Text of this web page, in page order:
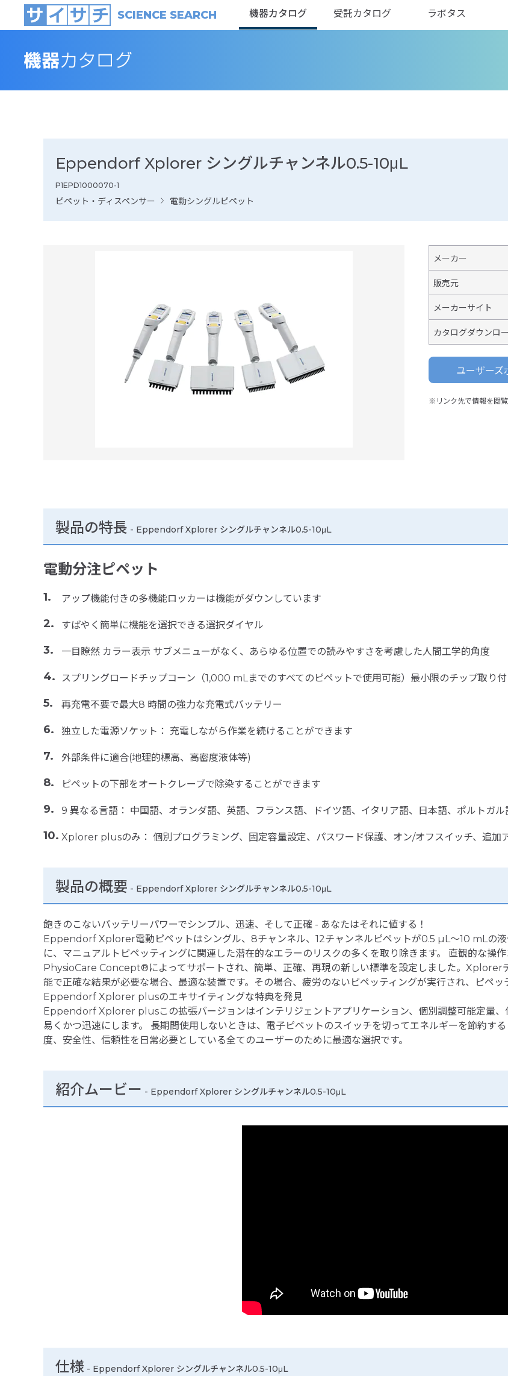
SCIENCE SEARCH 機器カタログ 受託カタログ ラボタス
Eppendorf Xplorer シングルチャンネル0.5-10μL
P1EPD1000070-1
ピペット・ディスペンサー 電動シングルピペット
メーカー
販売元
メーカーサイト
カタログダウンロ
ユーザーズ
※リンク先で情報を閲覧
製品の特長 - Eppendorf Xplorer シングルチャンネル0.5-10μL
電動分注ピペット
アップ機能付きの多機能ロッカーは機能がダウンしています
すばやく簡単に機能を選択できる選択ダイヤル
一目瞭然 カラー表示 サブメニューがなく、あらゆる位置での読みやすさを考慮した人間工学的角度
スプリングロードチップコーン（1,000 mLまでのすべてのピペットで使用可能）最小限のチップ取り
再充電不要で最大8 時間の強力な充電式バッテリー
独立した電源ソケット： 充電しながら作業を続けることができます
外部条件に適合(地理的標高、高密度液体等)
ピペットの下部をオートクレーブで除染することができます
9 異なる言語： 中国語、オランダ語、英語、フランス語、ドイツ語、イタリア語、日本語、ポルトガル
Xplorer plusのみ： 個別プログラミング、固定容量設定、パスワード保護、オン/オフスイッチ、追加
製品の概要 - Eppendorf Xplorer シングルチャンネル0.5-10μL
飽きのこないバッテリーパワーでシンプル、迅速、そして正確 - あなたはそれに値する！
Eppendorf Xplorer電動ピペットはシングル、8チャンネル、12チャンネルピペットが0.5 µL～10 mLの液
に、マニュアルトピペッティングに関連した潜在的なエラーのリスクの多くを取り除きます。 直観的な
PhysioCare Concept®によってサポートされ、簡単、正確、再現の新しい標準を設定しました。Xplorer
能で正確な結果が必要な場合、最適な装置です。その場合、疲労のないピペッティングが実行され、ピペッ
Eppendorf Xplorer plusのエキサイティングな特典を発見
Eppendorf Xplorer plusこの拡張バージョンはインテリジェントアプリケーション、個別調整可能定量、
易くかつ迅速にします。 長期間使用しないときは、電子ピペットのスイッチを切ってエネルギーを節約
度、安全性、信頼性を日常必要としている全てのユーザーのために最適な選択です。
紹介ムービー - Eppendorf Xplorer シングルチャンネル0.5-10μL
仕様 - Eppendorf Xplorer シングルチャンネル0.5-10μL